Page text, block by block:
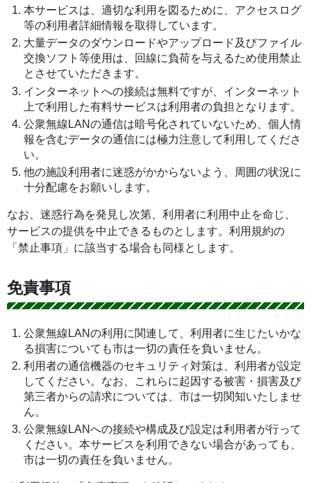
本サービスは、適切な利用を図るために、アクセスログ
等の利用者詳細情報を取得しています。
大量データのダウンロードやアップロード及びファイル
交換ソフト等使用は、回線に負荷を与えるため使用禁止
とさせていただきます。
インターネットへの接続は無料ですが、インターネット
上で利用した有料サービスは利用者の負担となります。
公衆無線LANの通信は暗号化されていないため、個人情
報を含むデータの通信には極力注意して利用してくださ
い。
他の施設利用者に迷惑がかからないよう、周囲の状況に
十分配慮をお願いします。
なお、迷惑行為を発見し次第、利用者に利用中止を命じ、
サービスの提供を中止できるものとします。利用規約の
「禁止事項」に該当する場合も同様とします。
免責事項
公衆無線LANの利用に関連して、利用者に生じたいかな
る損害についても市は一切の責任を負いません。
利用者の通信機器のセキュリティ対策は、利用者が設定
してください。なお、これらに起因する被害・損害及び
第三者からの請求については、市は一切関知いたしませ
ん。
公衆無線LANへの接続や構成及び設定は利用者が行って
ください。本サービスを利用できない場合があっても、
市は一切の責任を負いません。